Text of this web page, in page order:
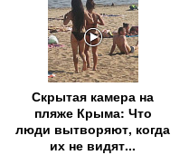
Скрытая камера на
пляже Крыма: Что
люди вытворяют, когда
их не видят...